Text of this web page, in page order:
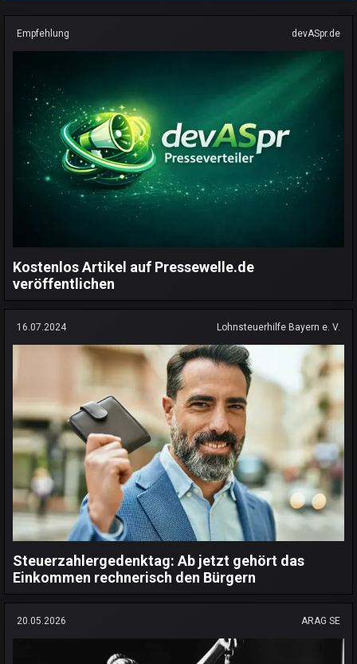
Empfehlung devASpr.de
Kostenlos Artikel auf Pressewelle.de
veröffentlichen
16.07.2024 Lohnsteuerhilfe Bayern e. V.
Steuerzahlergedenktag: Ab jetzt gehört das
Einkommen rechnerisch den Bürgern
20.05.2026 ARAG SE